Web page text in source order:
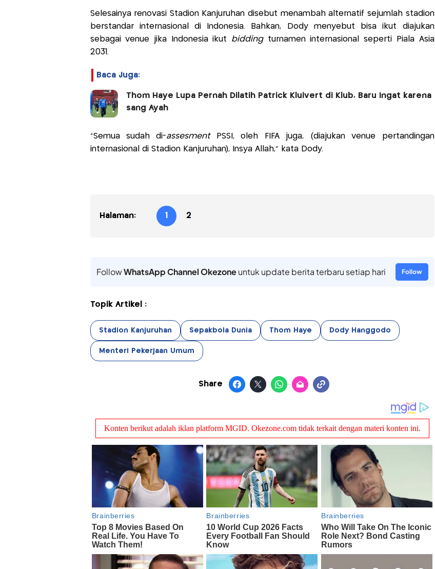
Selesainya renovasi Stadion Kanjuruhan disebut menambah alternatif sejumlah stadion
berstandar internasional di Indonesia. Bahkan, Dody menyebut bisa ikut diajukan
sebagai venue jika Indonesia ikut biddingturnamen internasional seperti Piala Asia
2031.
Baca Juga:
Thom Haye Lupa Pernah Dilatih Patrick Kluivert di Klub, Baru Ingat karena
sang Ayah
"Semua sudah di-assesmentPSSI, oleh FIFA juga, (diajukan venue pertandingan
internasional di Stadion Kanjuruhan), Insya Allah,” kata Dody.
Halaman: 1 2
FollowWhatsApp Channel Okezoneuntuk update berita terbaru setiap hari Follow
Topik Artikel :
Stadion Kanjuruhan Sepakbola Dunia Thom Haye Dody Hanggodo
Menteri Pekerjaan Umum
Share